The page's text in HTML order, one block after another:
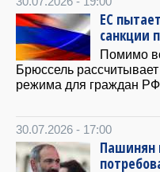
ЕС
санкции
Помимо
Брюссель
режима для граждан
30.07.2026 - 17:00
Пашинян